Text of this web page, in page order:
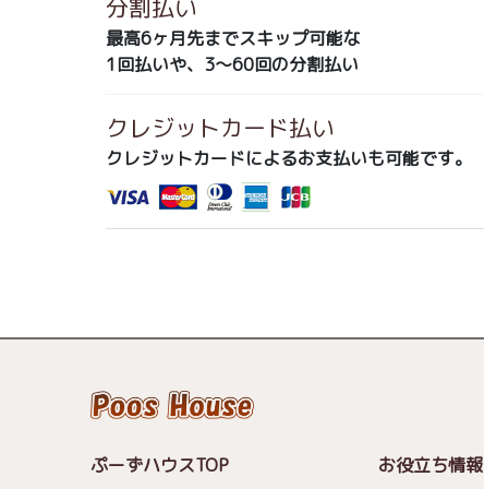
分割払い
最高6ヶ月先までスキップ可能な
1回払いや、3～60回の分割払い
クレジットカード払い
クレジットカードによるお支払いも可能です。
ぷーずハウスTOP お役立ち情報